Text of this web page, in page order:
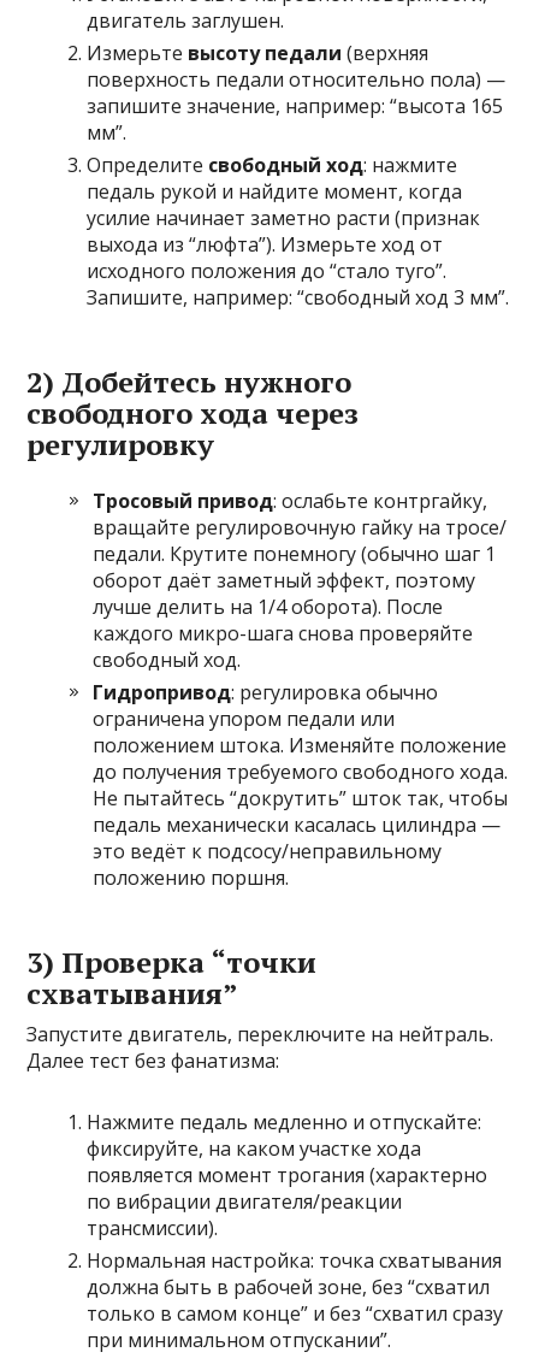
двигатель заглушен.
Измерьте высоту педали (верхняя
поверхность педали относительно пола) —
запишите значение, например: “высота 165
мм”.
Определите свободный ход: нажмите
педаль рукой и найдите момент, когда
усилие начинает заметно расти (признак
выхода из “люфта”). Измерьте ход от
исходного положения до “стало туго”.
Запишите, например: “свободный ход 3 мм”.
2) Добейтесь нужного
свободного хода через
регулировку
Тросовый привод: ослабьте контргайку,
вращайте регулировочную гайку на тросе/
педали. Крутите понемногу (обычно шаг 1
оборот даёт заметный эффект, поэтому
лучше делить на 1/4 оборота). После
каждого микро-шага снова проверяйте
свободный ход.
Гидропривод: регулировка обычно
ограничена упором педали или
положением штока. Изменяйте положение
до получения требуемого свободного хода.
Не пытайтесь “докрутить” шток так, чтобы
педаль механически касалась цилиндра —
это ведёт к подсосу/неправильному
положению поршня.
3) Проверка “точки
схватывания”
Запустите двигатель, переключите на нейтраль.
Далее тест без фанатизма:
Нажмите педаль медленно и отпускайте:
фиксируйте, на каком участке хода
появляется момент трогания (характерно
по вибрации двигателя/реакции
трансмиссии).
Нормальная настройка: точка схватывания
должна быть в рабочей зоне, без “схватил
только в самом конце” и без “схватил сразу
при минимальном отпускании”.